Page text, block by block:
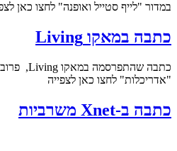
במדור "לייף סטייל ואופנה" לחצו כאן
כתבה במאקו Living
"אדריכלות" לחצו כאן לצפייה
כתבה ב-Xnet משרביות